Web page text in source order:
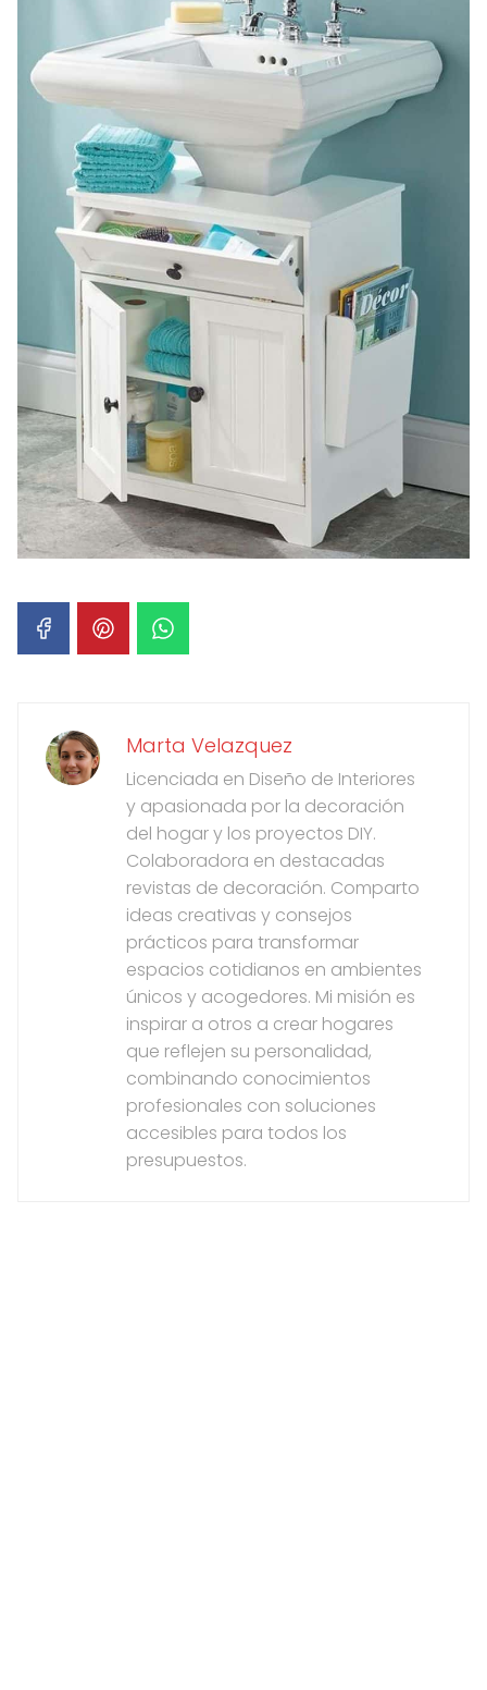
Marta Velazquez
Licenciada en Diseño de Interiores
y apasionada por la decoración
del hogar y los proyectos DIY.
Colaboradora en destacadas
revistas de decoración. Comparto
ideas creativas y consejos
prácticos para transformar
espacios cotidianos en ambientes
únicos y acogedores. Mi misión es
inspirar a otros a crear hogares
que reflejen su personalidad,
combinando conocimientos
profesionales con soluciones
accesibles para todos los
presupuestos.